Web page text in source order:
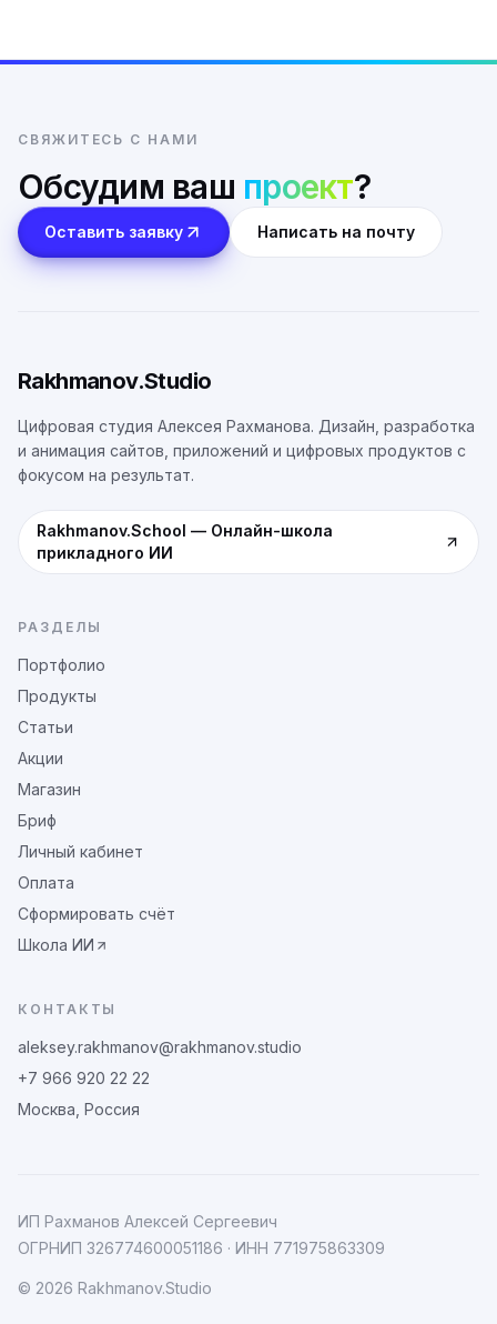
СВЯЖИТЕСЬ С НАМИ
Обсудим ваш проект?
Оставить заявку Написать на почту
Rakhmanov.Studio
Цифровая студия Алексея Рахманова. Дизайн, разработка
и анимация сайтов, приложений и цифровых продуктов с
фокусом на результат.
Rakhmanov.School — Онлайн-школа
прикладного ИИ
РАЗДЕЛЫ
Портфолио
Продукты
Статьи
Акции
Магазин
Бриф
Личный кабинет
Оплата
Сформировать счёт
Школа ИИ
КОНТАКТЫ
aleksey.rakhmanov@rakhmanov.studio
+7 966 920 22 22
Москва, Россия
ИП Рахманов Алексей Сергеевич
ОГРНИП 326774600051186 · ИНН 771975863309
© 2026 Rakhmanov.Studio